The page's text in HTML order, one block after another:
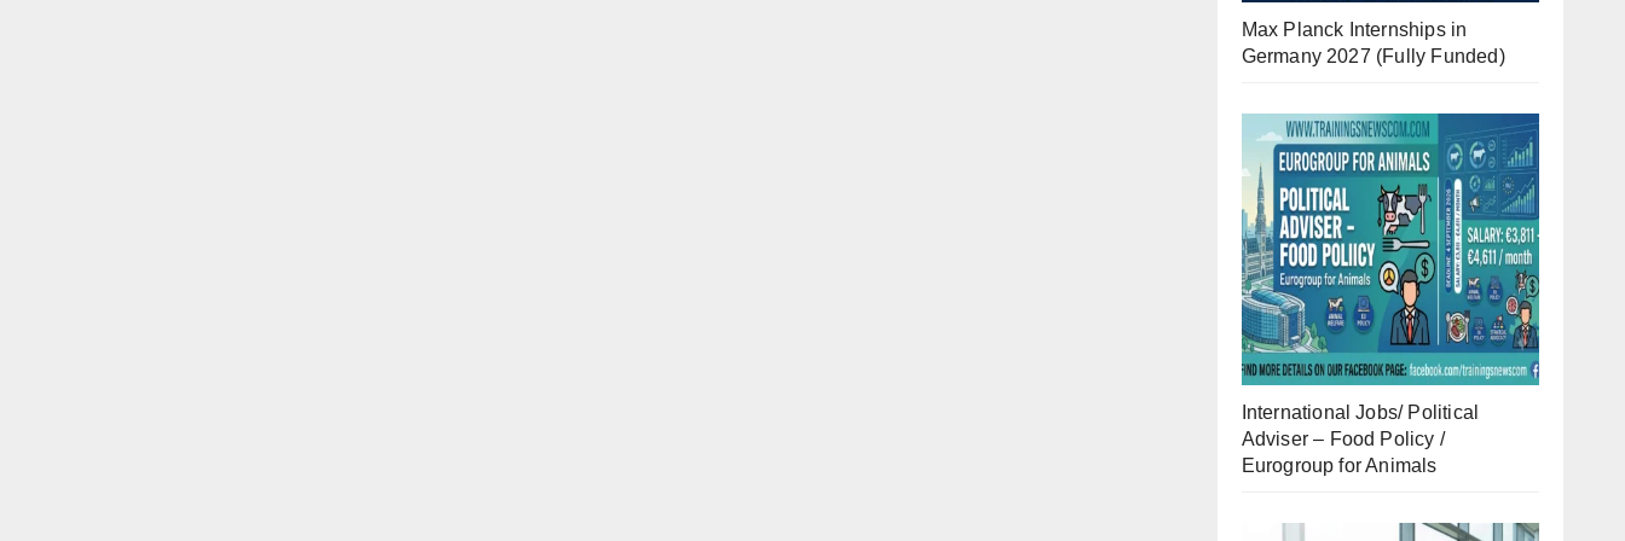
Max Planck Internships in
Germany 2027 (Fully Funded)
International Jobs/ Political
Adviser – Food Policy /
Eurogroup for Animals